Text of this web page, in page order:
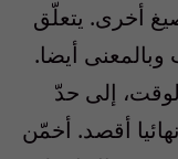
أخرى. يتعلّق
أيضا.
إلى حدّ
أقصد. أخمّن